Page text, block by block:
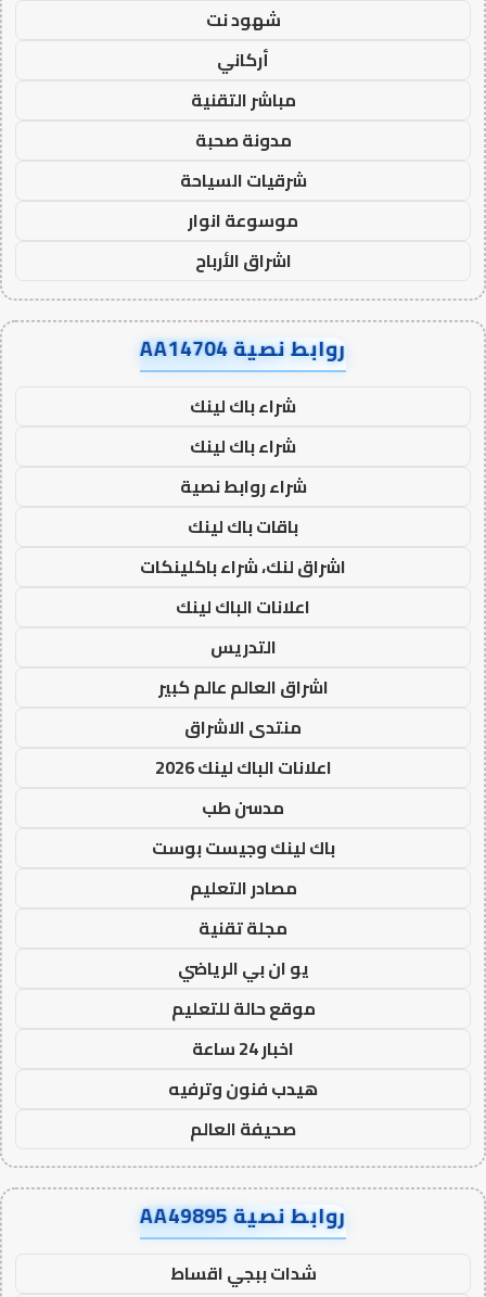
شهود نت
أركاني
مباشر التقنية
مدونة صحبة
شرقيات السياحة
موسوعة انوار
اشراق الأرباح
روابط نصية AA14704
شراء باك لينك
شراء باك لينك
شراء روابط نصية
باقات باك لينك
اشراق لنك، شراء باكلينكات
اعلانات الباك لينك
التدريس
اشراق العالم عالم كبير
منتدى الاشراق
اعلانات الباك لينك 2026
مدسن طب
باك لينك وجيست بوست
مصادر التعليم
مجلة تقنية
يو ان بي الرياضي
موقع حالة للتعليم
اخبار 24 ساعة
هيدب فنون وترفيه
صحيفة العالم
روابط نصية AA49895
شدات ببجي اقساط